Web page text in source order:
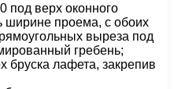
под верх оконного
ширине проема, с обоих
выреза под
гребень;
бруска лафета, закрепив